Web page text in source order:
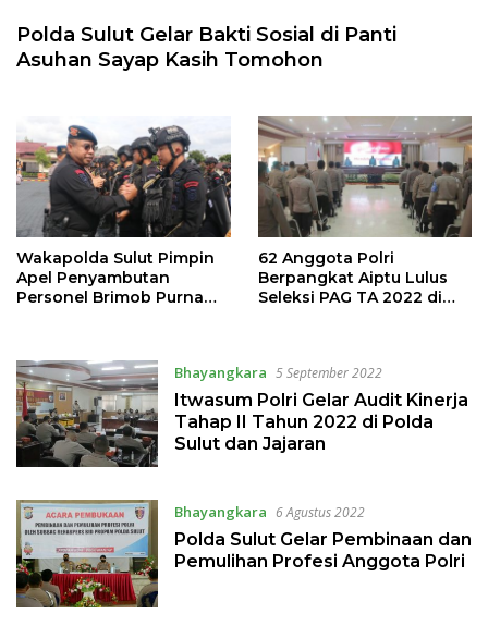
Polda Sulut Gelar Bakti Sosial di Panti
Asuhan Sayap Kasih Tomohon
Wakapolda Sulut Pimpin
Apel Penyambutan
Personel Brimob Purna
62 Anggota Polri
Berpangkat Aiptu Lulus
Seleksi PAG TA 2022 di
Bhayangkara 5 September 2022
Itwasum Polri Gelar Audit Kinerja
Tahap II Tahun 2022 di Polda
Sulut dan Jajaran
Bhayangkara 6 Agustus 2022
Polda Sulut Gelar Pembinaan dan
Pemulihan Profesi Anggota Polri